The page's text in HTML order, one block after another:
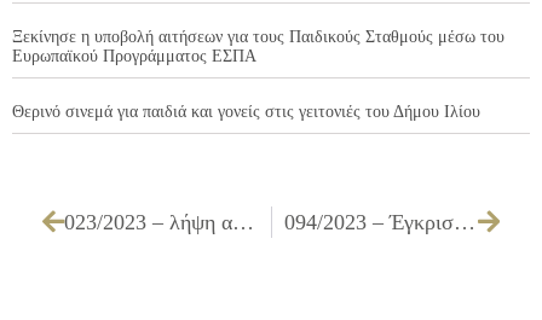
Ξεκίνησε η υποβολή αιτήσεων για τους Παιδικούς Σταθμούς μέσω του
Ευρωπαϊκού Προγράμματος ΕΣΠΑ
Θερινό σινεμά για παιδιά και γονείς στις γειτονιές του Δήμου Ιλίου
023/2023 – λήψη απόφασης για την έγκριση του Σχεδίου Αστικής Προσβασιμότητας (ΣΑΠ) του Δήμου Ιλίου 094/2023 – Έγκριση 1ης παράτασης εργασιών για την ολοκλήρωση του έργου ΑΝΑΠΛΑΣΗ ΠΛΑΤΕΙΑΣ ΜΑΝΔΗΛΑΡΑ ΚΑΙ ΠΕΡΙΜΕΤΡΙΚΩΝ ΚΟΙΝΟΧΡΗΣΤΩΝ ΧΩΡΩΝ